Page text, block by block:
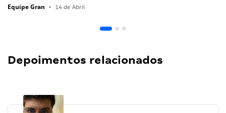
Equipe Gran • 14 de Abril
Depoimentos relacionados